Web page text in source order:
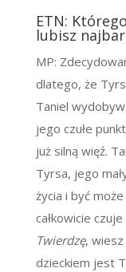
ETN:
lubisz
MP:
dlatego, że
Taniel
jego czułe
już silną więź.
Tyrsa, jego
życia i być
całkowicie
Twierdzę,
dzieckiem jest